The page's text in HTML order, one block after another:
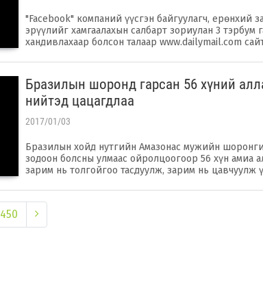
"Facebook" компаний үүсгэн байгуулагч, ерөнхий
эрүүлийг хамгаалахын салбарт зориулан 3 тэрбум
хандивлахаар болсон талаар www.dailymail.com
Бразилын шоронд гарсан 56 хүний
нийтэд цацагдлаа
2017/01/03
Бразилын хойд нутгийн Амазонас мужийн
зодоон болсны улмаас ойролцоогоор 56 хүн амиа
зарим нь толгойгоо тасдуулж, зарим нь цавчуулж
450